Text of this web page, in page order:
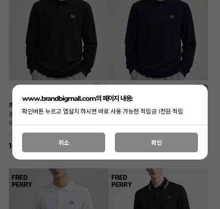
프레드페리
프레드페리 빅사이즈 블랙 로고 카라티
(006-350) B0458
SIZE 115,120
169,000
프레드페리 빅사이즈 네이비 로고 카라티
SIZE 115,120
www.brandbigmall.com의 페이지 내용:
확인버튼 누르고 앱설치 하시면 바로 사용 가능한 적립금 1천원 적립
취소 확인